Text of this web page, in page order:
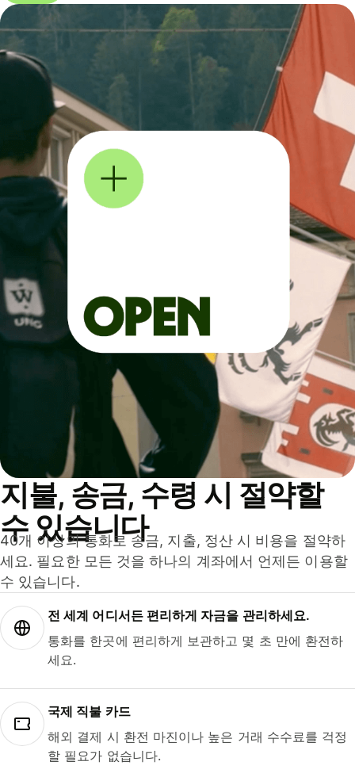
지불, 송금, 수령 시 절약할
수 있습니다
40개 이상의 통화로 송금, 지출, 정산 시 비용을 절약하
세요. 필요한 모든 것을 하나의 계좌에서 언제든 이용할
수 있습니다.
전 세계 어디서든 편리하게 자금을 관리하세요.
통화를 한곳에 편리하게 보관하고 몇 초 만에 환전하
세요.
국제 직불 카드
해외 결제 시 환전 마진이나 높은 거래 수수료를 걱정
할 필요가 없습니다.